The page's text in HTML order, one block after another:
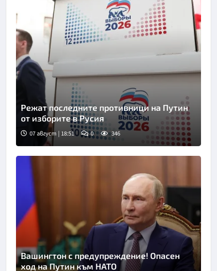
Снимка: ТАСС
Режат последните противници на Путин
от изборите в Русия
07 август | 18:51 0 346
Вашингтон с предупреждение! Опасен
ход на Путин към НАТО